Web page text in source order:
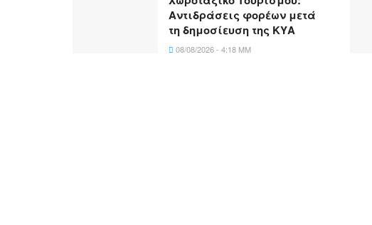
Αντιδράσεις φορέων μετά
τη δημοσίευση της ΚΥΑ
08/08/2026 - 4:18 ΜΜ